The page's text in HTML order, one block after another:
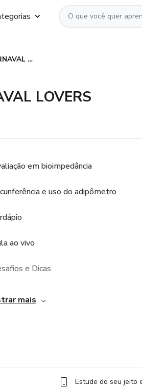
DESAFIO CARNAVAL LOVERS
LOVERS
em bioimpedância
e uso do adipômetro
ao vivo
e Dicas
R$200 + Brindes
R$49,90
mais
Estude do seu jeito